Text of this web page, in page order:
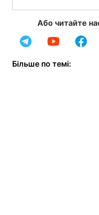
Або читайте
Більше по темі: